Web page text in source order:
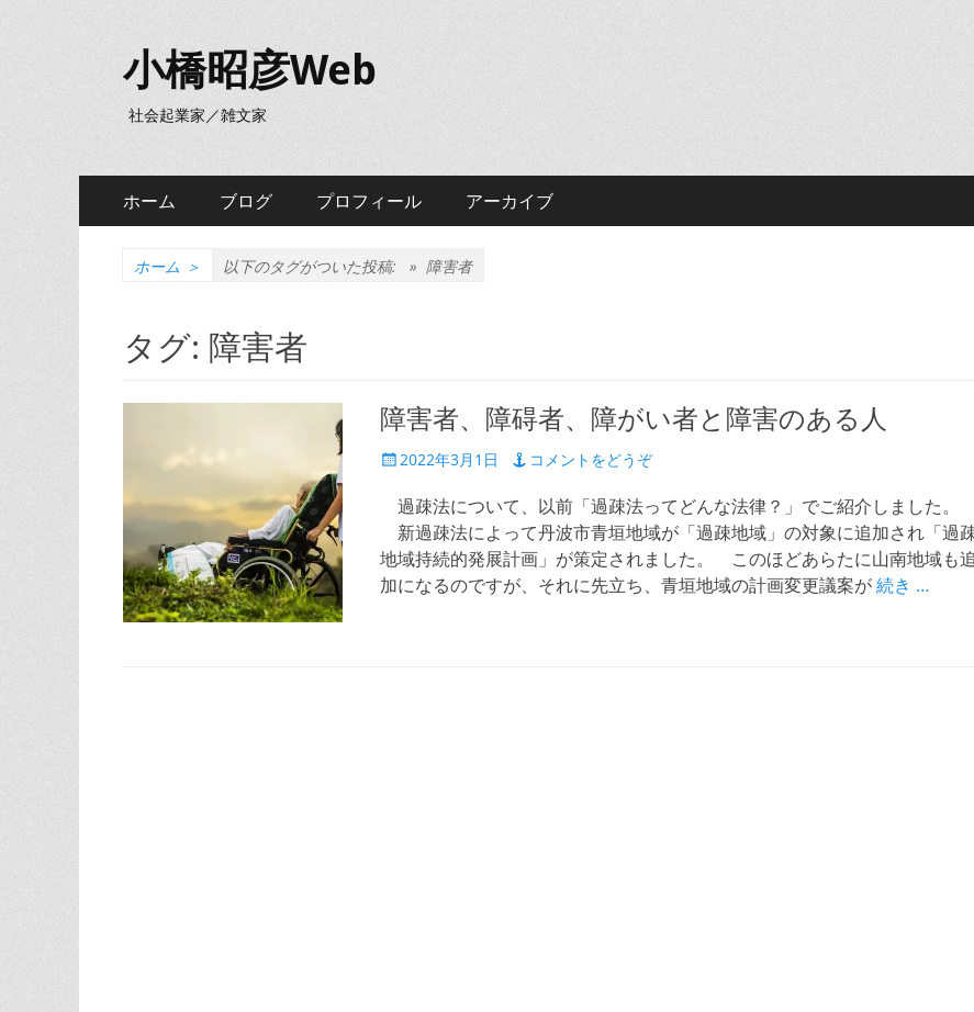
小橋昭彦Web
社会起業家／雑文家
メ
イ
ニ
ホーム ブログ プロフィール アーカイブ
ホーム ＞ 以下のタグがついた投稿: » 障害者
タグ: 障害者
障害者、障碍者、障がい者と障害のある人
投 2022年3月1日 コメントをどうぞ
過疎法について、以前「過疎法ってどんな法律？」でご紹介しました。
新過疎法によって丹波市青垣地域が「過疎地域」の対象に追加され「過
地域持続的発展計画」が策定されました。 このほどあらたに山南地域も追
加になるのですが、それに先立ち、青垣地域の計画変更議案が続き …